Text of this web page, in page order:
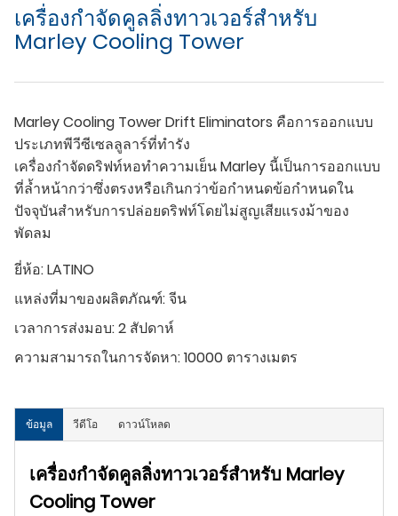
เครื่องกำจัดคูลลิ่งทาวเวอร์สำหรับ
Marley Cooling Tower
Marley Cooling Tower Drift Eliminators คือการออกแบบ
ประเภทพีวีซีเซลลูลาร์ที่ทำรัง
เครื่องกำจัดดริฟท์หอทำความเย็น Marley นี้เป็นการออกแบบ
ที่ล้ำหน้ากว่าซึ่งตรงหรือเกินกว่าข้อกำหนดข้อกำหนดใน
ปัจจุบันสำหรับการปล่อยดริฟท์โดยไม่สูญเสียแรงม้าของ
พัดลม
ยี่ห้อ:LATINO
แหล่งที่มาของผลิตภัณฑ์:จีน
เวลาการส่งมอบ:2 สัปดาห์
ความสามารถในการจัดหา:10000 ตารางเมตร
ข้อมูล วีดีโอ ดาวน์โหลด
เครื่องกำจัดคูลลิ่งทาวเวอร์สำหรับ Marley
Cooling Tower